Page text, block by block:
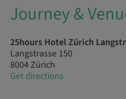
Journey &
25hours Hotel Zürich
Langstrasse 150
8004 Zürich
Get directions